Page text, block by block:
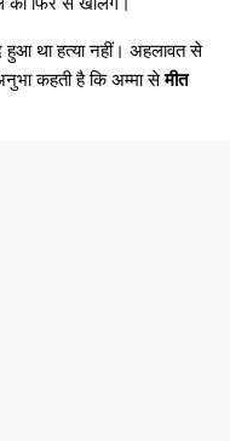
हुआ था हत्या नहीं। अहलावत से
कहती है कि अम्मा सेमीत